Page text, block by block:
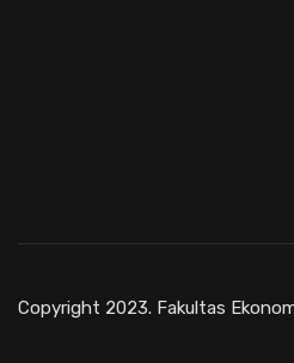
Copyright 2023. Fakultas